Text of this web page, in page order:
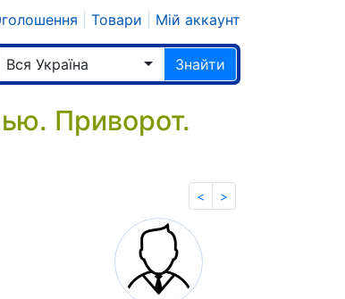
Товари Мій аккаунт
Вся Україна Знайти
Приворот.
< >